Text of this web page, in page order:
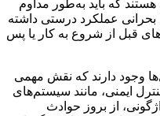
که باید به‌طور مداوم
عملکرد درستی داشته
قبل از شروع به کار یا پس
وجود دارند که نقش مهمی
ایمنی، مانند سیستم‌های
از بروز حوادث